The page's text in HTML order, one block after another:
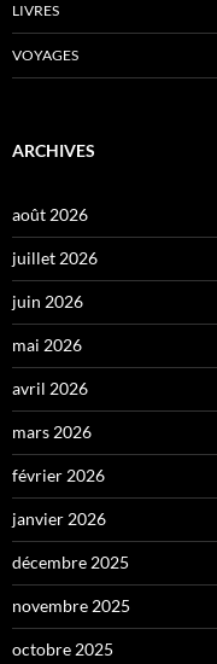
LIVRES
VOYAGES
ARCHIVES
août 2026
juillet 2026
juin 2026
mai 2026
avril 2026
mars 2026
février 2026
janvier 2026
décembre 2025
novembre 2025
octobre 2025